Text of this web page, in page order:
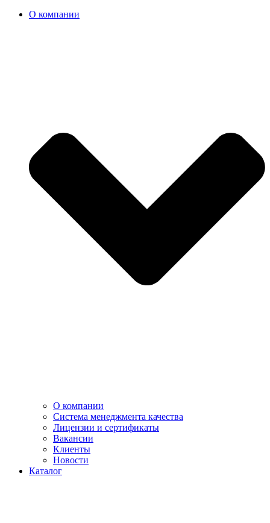
О компании
О компании
Система менеджмента качества
Лицензии и сертификаты
Вакансии
Клиенты
Новости
Каталог